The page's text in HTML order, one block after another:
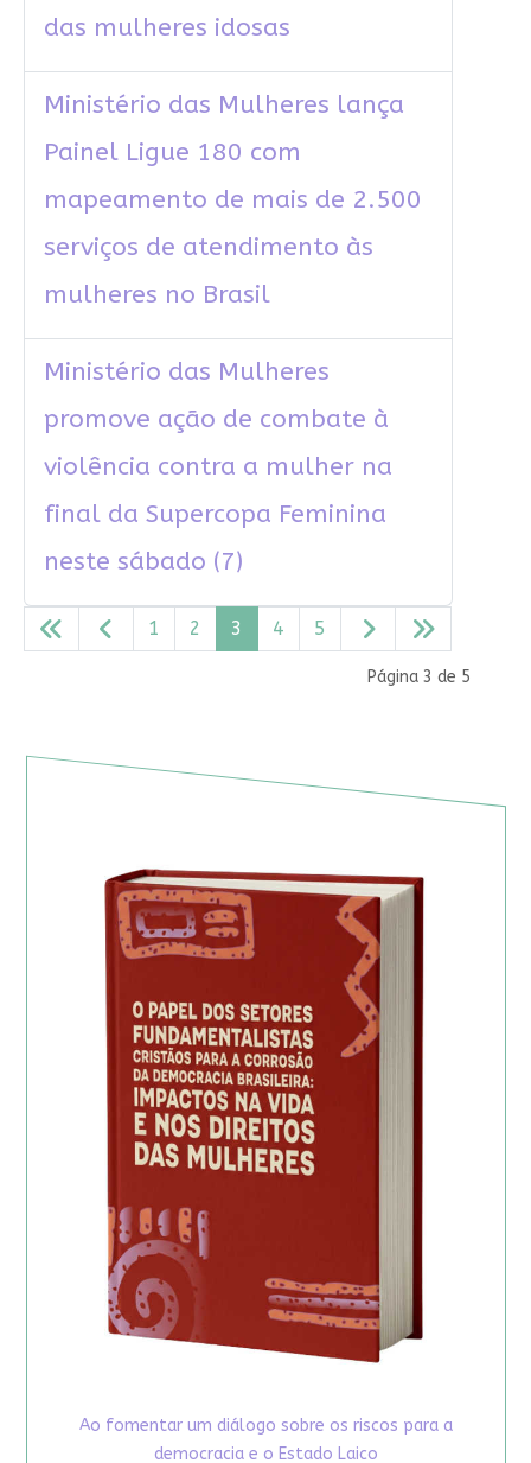
das mulheres idosas
Ministério das Mulheres lança
Painel Ligue 180 com
mapeamento de mais de 2.500
serviços de atendimento às
mulheres no Brasil
Ministério das Mulheres
promove ação de combate à
violência contra a mulher na
final da Supercopa Feminina
neste sábado (7)
Página 3 de 5
1 2 3 4 5
Ao fomentar um diálogo sobre os riscos para a
democracia e o Estado Laico